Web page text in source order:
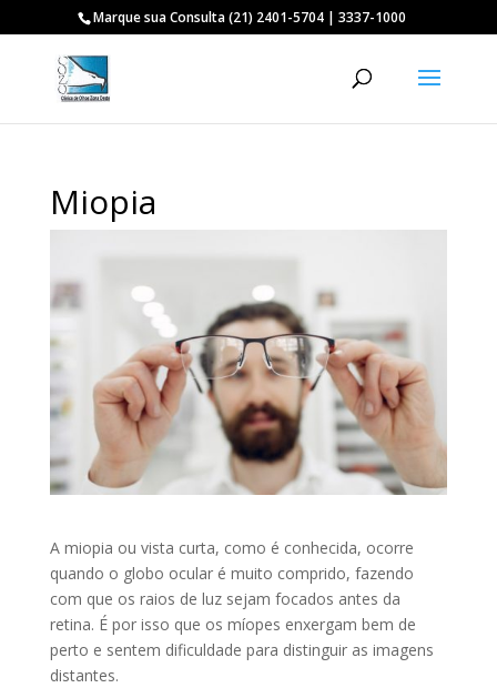
Marque sua Consulta (21) 2401-5704 | 3337-1000
Miopia
A miopia ou vista curta, como é conhecida, ocorre
quando o globo ocular é muito comprido, fazendo
com que os raios de luz sejam focados antes da
retina. É por isso que os míopes enxergam bem de
perto e sentem dificuldade para distinguir as imagens
distantes.